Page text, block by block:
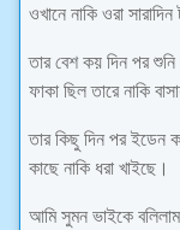
ওখানে নাকি ওরা
তার বেশ কয় দিন পর
ফাকা ছিল তারে নাকি
তার কিছু দিন পর ইডেন
কাছে নাকি ধরা খাইছে।
আমি সুমন ভাইকে